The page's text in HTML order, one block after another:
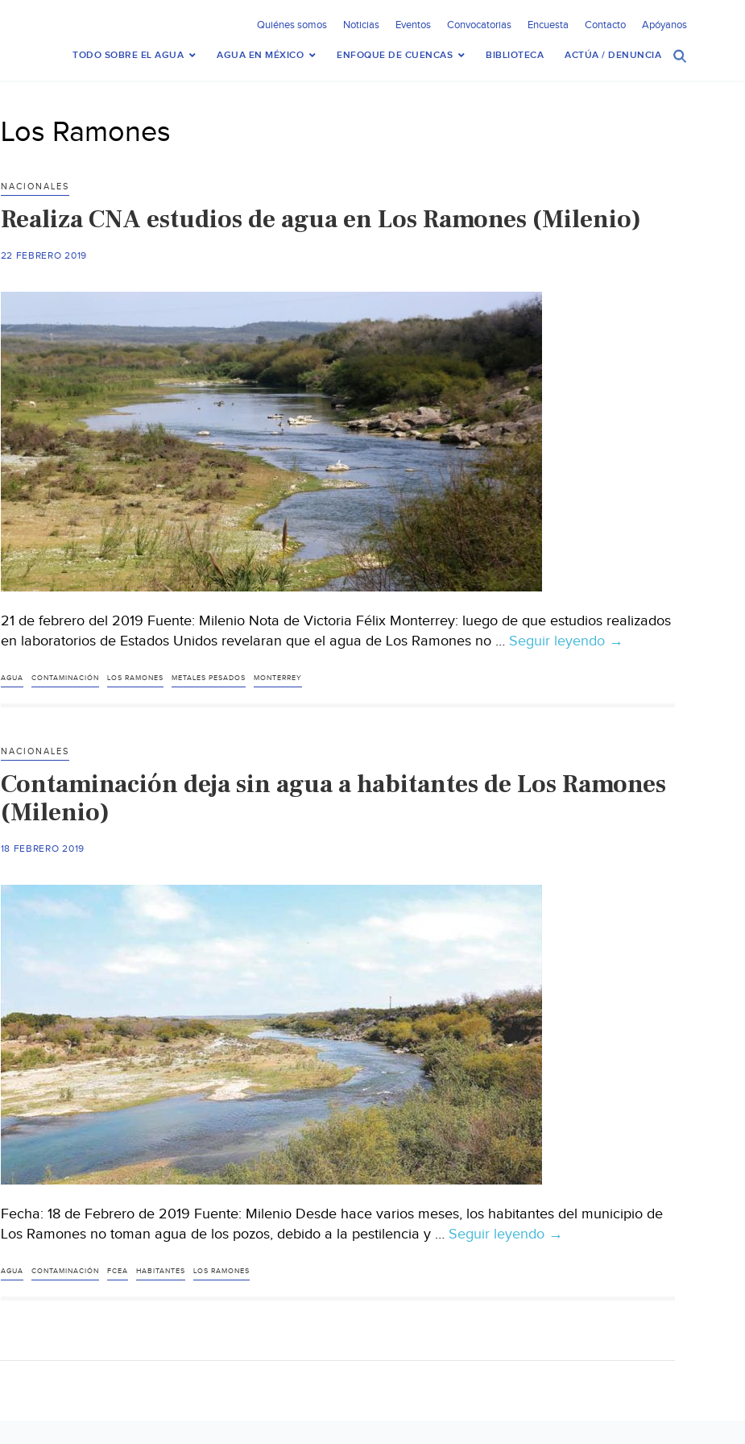
Quiénes somos Noticias Eventos Convocatorias Encuesta Contacto Apóyanos
TODO SOBRE EL AGUA AGUA EN MÉXICO ENFOQUE DE CUENCAS BIBLIOTECA ACTÚA / DENUNCIA
Los Ramones
NACIONALES
Realiza CNA estudios de agua en Los Ramones (Milenio)
22 FEBRERO 2019
21 de febrero del 2019 Fuente: Milenio Nota de Victoria Félix Monterrey: luego de que estudios realizados
en laboratorios de Estados Unidos revelaran que el agua de Los Ramones no … Seguir leyendo Realiza
Ramones
→
AGUA CONTAMINACIÓN LOS RAMONES METALES PESADOS MONTERREY
NACIONALES
Contaminación deja sin agua a habitantes de Los Ramones
(Milenio)
18 FEBRERO 2019
Fecha: 18 de Febrero de 2019 Fuente: Milenio Desde hace varios meses, los habitantes del municipio de
Los Ramones no toman agua de los pozos, debido a la pestilencia y … Seguir leyendo Contaminación
→
AGUA CONTAMINACIÓN FCEA HABITANTES LOS RAMONES